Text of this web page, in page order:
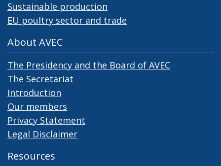
Sustainable production
EU poultry sector and trade
About AVEC
The Presidency and the Board of AVEC
The Secretariat
Introduction
Our members
Privacy Statement
Legal Disclaimer
Resources